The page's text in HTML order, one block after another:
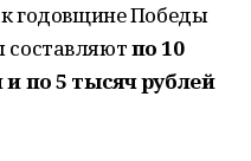
годовщине Победы
по 10
по 5 тысяч рублей